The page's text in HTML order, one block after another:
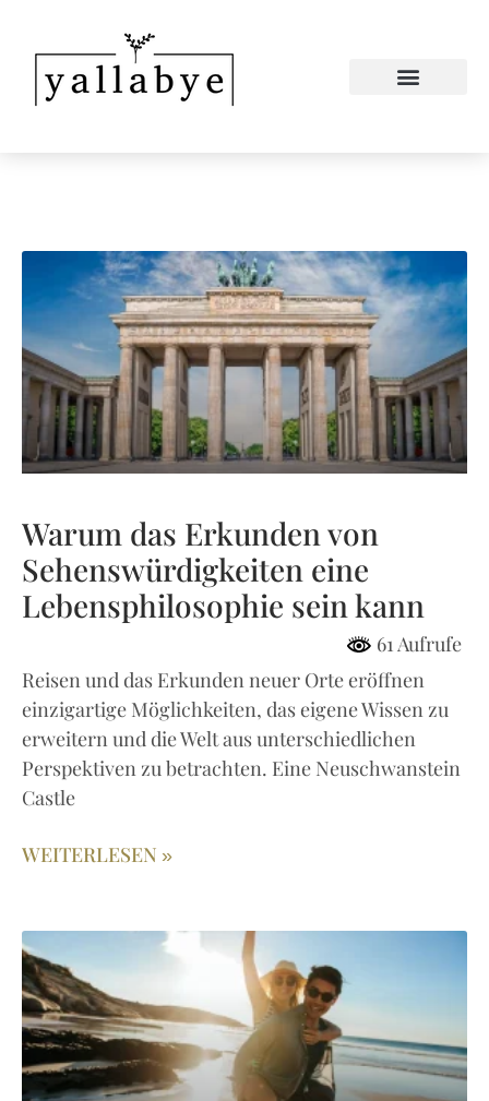
Warum das Erkunden von
Sehenswürdigkeiten eine
Lebensphilosophie sein kann
61 Aufrufe
Reisen und das Erkunden neuer Orte eröffnen
einzigartige Möglichkeiten, das eigene Wissen zu
erweitern und die Welt aus unterschiedlichen
Perspektiven zu betrachten. Eine Neuschwanstein
Castle
WEITERLESEN »